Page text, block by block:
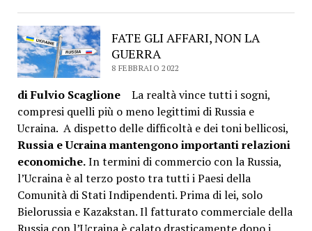
FATE GLI AFFARI, NON LA
GUERRA
8 FEBBRAIO 2022
di Fulvio ScaglioneLa realtà vince tutti i sogni,
compresi quelli più o meno legittimi di Russia e
Ucraina. A dispetto delle difficoltà e dei toni bellicosi,
Russia e Ucraina mantengono importanti relazioni
economiche.In termini di commercio con la Russia,
l’Ucraina è al terzo posto tra tutti i Paesi della
Comunità di Stati Indipendenti. Prima di lei, solo
Bielorussia e Kazakstan. Il fatturato commerciale della